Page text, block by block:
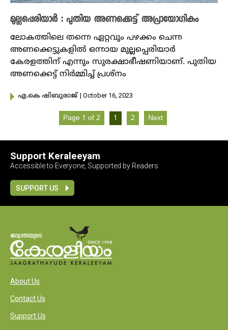
മുല്ലപ്പെരിയാർ : പുതിയ അണക്കെട്ട് അപ്രായോഗികം
ലോകത്തിലെ തന്നെ ഏറ്റവും പഴക്കം ചെന്ന
അണക്കെട്ടുകളിൽ ഒന്നായ മുല്ലപ്പെരിയാർ
കേരളത്തിന് എന്നും സുരക്ഷാഭീഷണിയാണ്. പുതിയ
അണക്കെട്ട് നിർമ്മിച്ച് പ്രശ്നം
എ.കെ ഷിബുരാജ് | October 16, 2023
Page 1 of 2 1 2 Next
Support Keraleeyam
Accessible to Everyone, Supported by Readers
SUPPORT US
About Us
Contact Us
Support Us